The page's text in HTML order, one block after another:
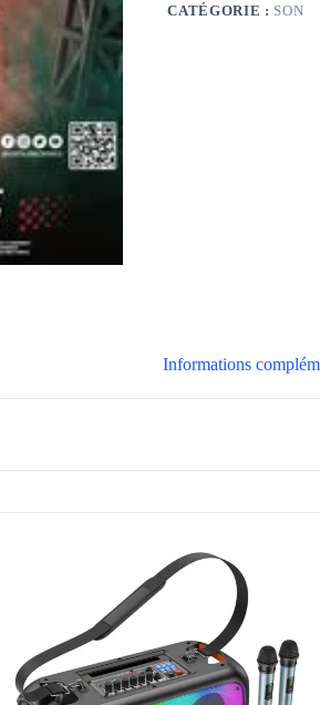
CATÉGORIE : SON
Informations